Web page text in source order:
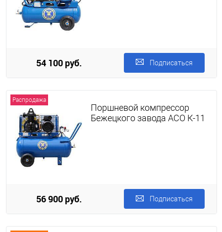
54 100 руб. Подписаться
Распродажа
Поршневой компрессор
Бежецкого завода АСО К-11
56 900 руб. Подписаться